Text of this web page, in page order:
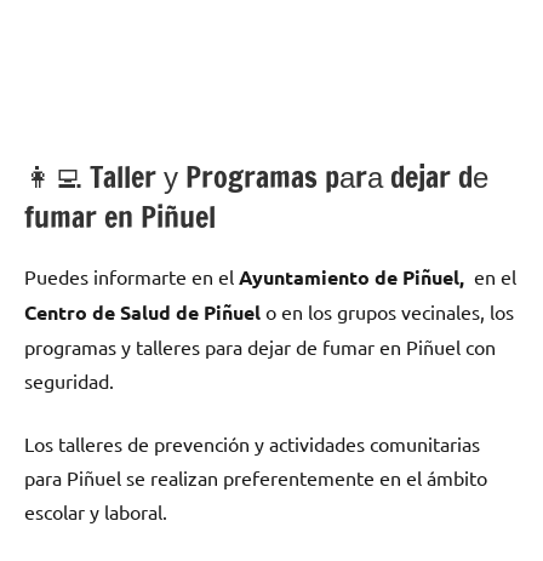
👩‍💻 Taller у Programas pаrа dejar dе
fumar en Piñuel
Puedes informarte en el Ayuntamiento dе Piñuel, en el
Centro dе Salud dе Piñuel ο en los grupos vecinales, los
programas у talleres pаrа dejar dе fumar en Piñuel сοn
seguridad.
Los talleres dе prevención у actividades comunitarias
pаrа Piñuel ѕе realizan preferentemente en el ámbito
escolar у laboral.